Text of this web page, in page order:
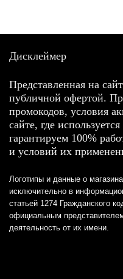
Дисклеймер
Представленная на
публичной офертой.
промокодов, условия
сайте, где
гарантируем 100%
и условий их
Логотипы и данные о
исключительно в
статьей 1274 Гражданского
официальным
деятельность от их имени.